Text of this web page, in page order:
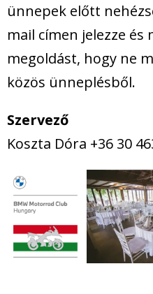
ünnepek előtt
mail címen jelezze és
megoldást, hogy ne
közös ünneplésből.
Szervező
Koszta Dóra +36 30